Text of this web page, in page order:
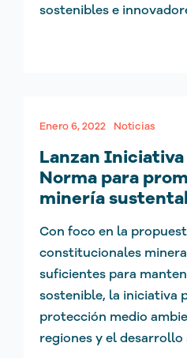
sostenibles e
Enero 6, 2022 Noticias
Lanzan
Norma para
minería
Con foco en la
constitucionales
suficientes para
sostenible, la iniciativa
protección medio
regiones y el desarrollo